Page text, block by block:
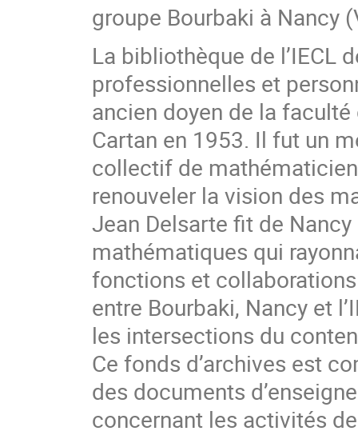
groupe Bourbaki à Nancy
La bibliothèque de l’IECL
professionnelles et
ancien doyen de la
Cartan en 1953. Il fut un
collectif de
renouveler la vision des
Jean Delsarte fit de
mathématiques qui
fonctions et
entre Bourbaki, Nancy et
les intersections du
Ce fonds d’archives est
des documents
concernant les activités